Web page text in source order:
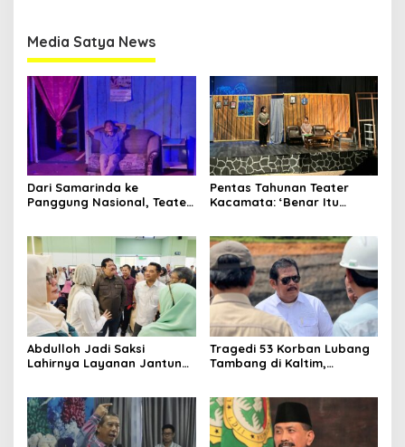
Media Satya News
Dari Samarinda ke
Panggung Nasional, Teater
Yogyakarta
Pentas Tahunan Teater
Kacamata: ‘Benar Itu
Abdulloh Jadi Saksi
Lahirnya Layanan Jantung
Rakyat
Tragedi 53 Korban Lubang
Tambang di Kaltim,